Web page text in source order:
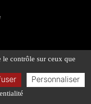
le contrôle sur ceux que
Personnaliser